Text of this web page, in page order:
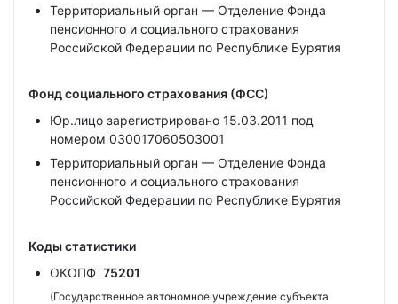
Территориальный орган — Отделение Фонда
пенсионного и социального страхования
Российской Федерации по Республике Бурятия
Фонд социального страхования (ФСС)
Юр.лицо зарегистрировано 15.03.2011 под
номером 030017060503001
Территориальный орган — Отделение Фонда
пенсионного и социального страхования
Российской Федерации по Республике Бурятия
Коды статистики
ОКОПФ 75201
(Государственное автономное учреждение субъекта